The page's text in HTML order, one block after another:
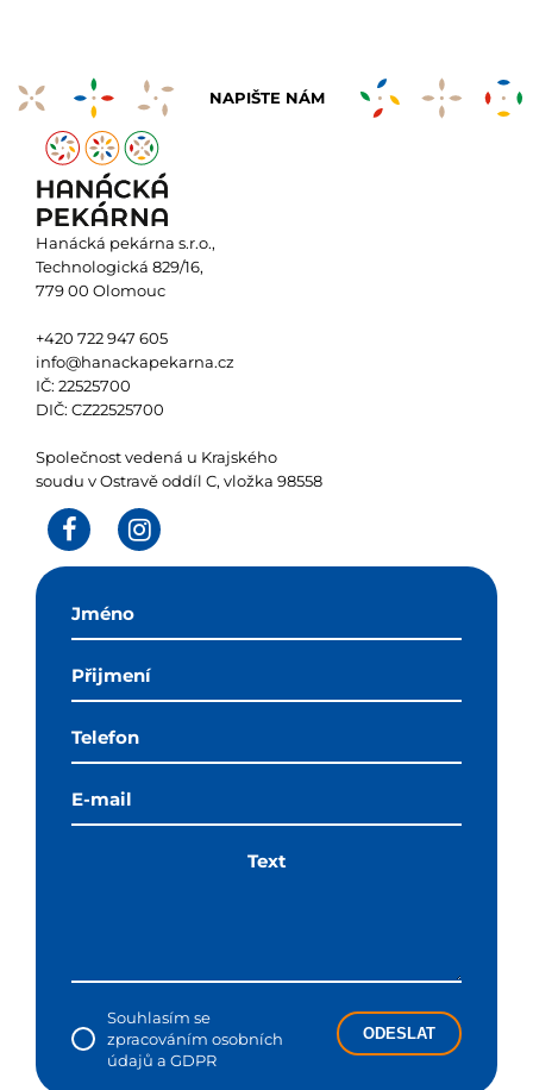
NAPIŠTE NÁM
Hanácká pekárna s.r.o.,
Technologická 829/16,
779 00 Olomouc
+420 722 947 605
info@hanackapekarna.cz
IČ: 22525700
DIČ: CZ22525700
Společnost vedená u Krajského
soudu v Ostravě oddíl C, vložka 98558
Souhlasím se
zpracováním osobních
údajů a GDPR
ODESLAT